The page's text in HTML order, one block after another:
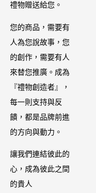
禮物贈送給您。
您的商品，需要有
人為您說故事，您
的創作，需要有人
來替您推廣。成為
『禮物創造者』，
每一則支持與反
饋，都是品牌前進
的方向與動力。
讓我們連結彼此的
心，成為彼此之間
的貴人